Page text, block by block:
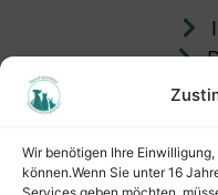
Wir benötigen Ihre
können.Wenn Sie unter 16